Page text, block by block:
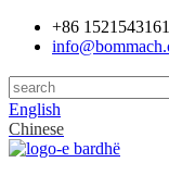
+86
English
Chinese